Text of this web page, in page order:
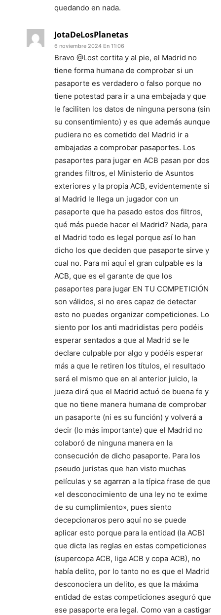
quedando en nada.
JotaDeLosPlanetas
6 noviembre 2024 En 11:06
Bravo @Lost cortita y al pie, el Madrid no
tiene forma humana de comprobar si un
pasaporte es verdadero o falso porque no
tiene potestad para ir a una embajada y que
le faciliten los datos de ninguna persona (sin
su consentimiento) y es que además aunque
pudiera no es cometido del Madrid ir a
embajadas a comprobar pasaportes. Los
pasaportes para jugar en ACB pasan por dos
grandes filtros, el Ministerio de Asuntos
exteriores y la propia ACB, evidentemente si
al Madrid le llega un jugador con un
pasaporte que ha pasado estos dos filtros,
qué más puede hacer el Madrid? Nada, para
el Madrid todo es legal porque así lo han
dicho los que deciden que pasaporte sirve y
cual no. Para mi aquí el gran culpable es la
ACB, que es el garante de que los
pasaportes para jugar EN TU COMPETICIÓN
son válidos, si no eres capaz de detectar
esto no puedes organizar competiciones. Lo
siento por los anti madridistas pero podéis
esperar sentados a que al Madrid se le
declare culpable por algo y podéis esperar
más a que le retiren los títulos, el resultado
será el mismo que en al anterior juicio, la
jueza dirá que el Madrid actuó de buena fe y
que no tiene manera humana de comprobar
un pasaporte (ni es su función) y volverá a
decir (lo más importante) que el Madrid no
colaboró de ninguna manera en la
consecución de dicho pasaporte. Para los
pseudo juristas que han visto muchas
películas y se agarran a la típica frase de que
«el desconocimiento de una ley no te exime
de su cumplimiento», pues siento
decepcionaros pero aquí no se puede
aplicar esto porque para la entidad (la ACB)
que dicta las reglas en estas competiciones
(supercopa ACB, liga ACB y copa ACB), no
había delito, por lo tanto no es que el Madrid
desconociera un delito, es que la máxima
entidad de estas competiciones aseguró que
ese pasaporte era legal. Como van a castigar